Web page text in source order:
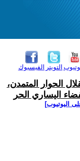
الفيسبوك التويتر
الحوار المتمدن،
اليساري الحر
اليوتيوب]